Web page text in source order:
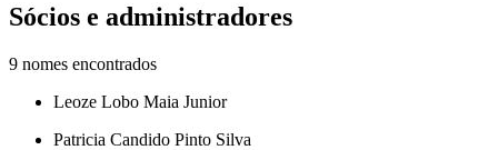
Sócios e administradores
9 nomes encontrados
Leoze Lobo Maia Junior
Patricia Candido Pinto Silva